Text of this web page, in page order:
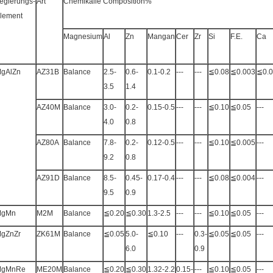
MagnesiumAl Zn Mangan Cer Zr Si F.E. Ca
AZ31B Balance
2.5-
3.5
0.6-
1.4
0.1-0.2 --- --- ≦0.08 ≦0.003
AZ40M Balance
3.0-
4.0
0.2-
0.8
0.15-0.5 --- --- ≦0.10 ≦0.05 ---
AZ80A Balance
7.8-
9.2
0.2-
0.8
0.12-0.5 --- --- ≦0.10 ≦0.005 ---
AZ91D Balance
8.5-
9.5
0.45-
0.9
0.17-0.4--- --- ≦0.08 ≦0.004---
M2M Balance ≦0.20 ≦0.30 1.3-2.5 --- --- ≦0.10 ≦0.05 ---
ZK61M Balance ≦0.05 5.0-
6.0
≦0.10 ---
0.3-
0.9
≦0.05 ≦0.05 ---
ME20M Balance ≦0.20 ≦0.30 1.32-2.2 0.15---- ≦0.10 ≦0.05 ---